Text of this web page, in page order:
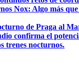
Nox: Algo más
de Praga al
confirma el
trenes nocturnos.